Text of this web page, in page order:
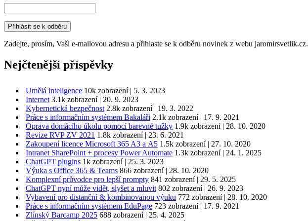
Zadejte, prosím, Vaši e-mailovou adresu a přihlaste se k odběru novinek z webu jaromirsvetlik.cz.
Nejčtenější příspěvky
Umělá inteligence 10k zobrazení| 5. 3. 2023
Internet 3.1k zobrazení| 20. 9. 2023
Kybernetická bezpečnost 2.8k zobrazení| 19. 3. 2022
Práce s informačním systémem Bakaláři 2.1k zobrazení| 17. 9. 2021
Oprava domácího úkolu pomocí barevné tužky 1.9k zobrazení| 28. 10. 2020
Revize RVP ZV 2021 1.8k zobrazení| 23. 6. 2021
Zakoupení licence Microsoft 365 A3 a A5 1.5k zobrazení| 27. 10. 2020
Intranet SharePoint + procesy Power Automate 1.3k zobrazení| 24. 1. 2025
ChatGPT plugins 1k zobrazení| 25. 3. 2023
Výuka s Office 365 & Teams 866 zobrazení| 28. 10. 2020
Komplexní průvodce pro lepší prompty 841 zobrazení| 29. 5. 2025
ChatGPT nyní může vidět, slyšet a mluvit 802 zobrazení| 26. 9. 2023
Vybavení pro distanční & kombinovanou výuku 772 zobrazení| 28. 10. 2020
Práce s informačním systémem EduPage 723 zobrazení| 17. 9. 2021
Zlínský Barcamp 2025 688 zobrazení| 25. 4. 2025